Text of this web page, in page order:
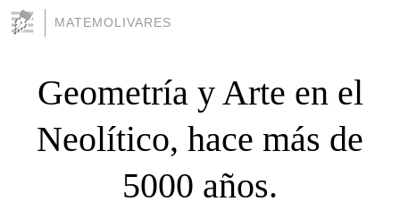
MATEMOLIVARES
Geometría y Arte en el
Neolítico, hace más de
5000 años.